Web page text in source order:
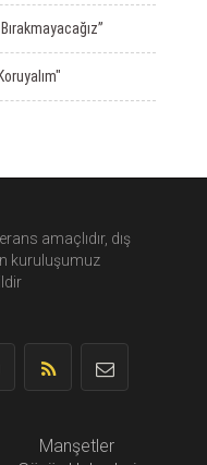
amaçlıdır, dış
kuruluşumuz
Manşetler